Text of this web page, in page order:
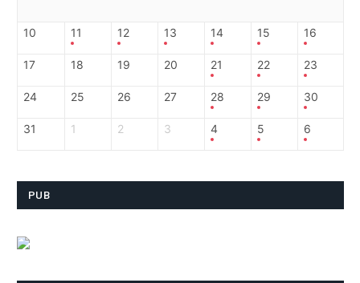
10 11 12 13 14 15 16
17 18 19 20 21 22 23
24 25 26 27 28 29 30
31 1 2 3 4 5 6
PUB